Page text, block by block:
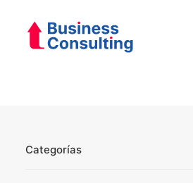
Categorías